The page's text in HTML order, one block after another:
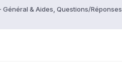
Général & Aides, Questions/Réponses